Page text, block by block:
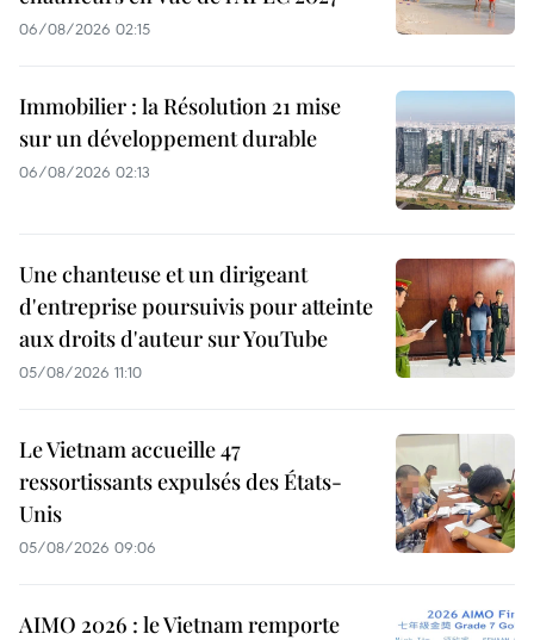
06/08/2026 02:15
Immobilier : la Résolution 21 mise
sur un développement durable
06/08/2026 02:13
Une chanteuse et un dirigeant
d'entreprise poursuivis pour atteinte
aux droits d'auteur sur YouTube
05/08/2026 11:10
Le Vietnam accueille 47
ressortissants expulsés des États-
Unis
05/08/2026 09:06
AIMO 2026 : le Vietnam remporte